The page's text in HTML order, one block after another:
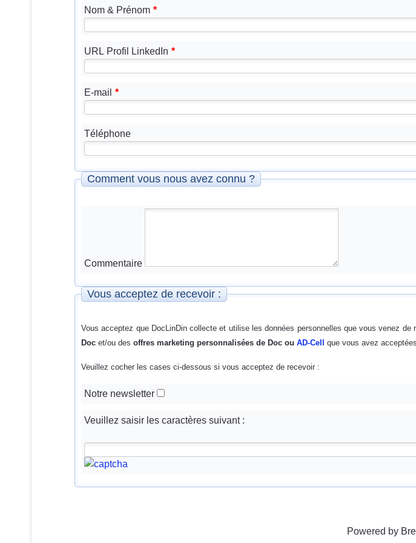
Nom & Prénom *
URL Profil LinkedIn *
E-mail *
Téléphone
Comment vous nous avez connu ?
Commentaire
Vous acceptez de recevoir :
Vous acceptez que DocLinDin collecte et utilise les données personnelles que vous venez
Doc et/ou des offres marketing personnalisées de Doc ou AD-Cell que vous avez
Veuillez cocher les cases ci-dessous si vous acceptez de recevoir :
Notre newsletter
Veuillez saisir les caractères suivant :
Powered by